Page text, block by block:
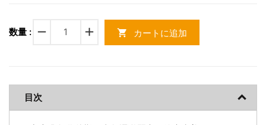
数量 : remove add shopping_cart カートに追加
目次